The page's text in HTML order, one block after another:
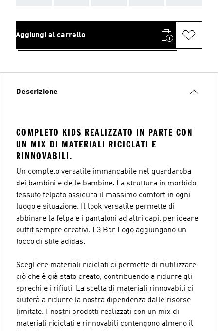
Aggiungi al carrello
Descrizione
COMPLETO KIDS REALIZZATO IN PARTE CON
UN MIX DI MATERIALI RICICLATI E
RINNOVABILI.
Un completo versatile immancabile nel guardaroba
dei bambini e delle bambine. La struttura in morbido
tessuto felpato assicura il massimo comfort in ogni
luogo e situazione. Il look versatile permette di
abbinare la felpa e i pantaloni ad altri capi, per ideare
outfit sempre creativi. I 3 Bar Logo aggiungono un
tocco di stile adidas.
Scegliere materiali riciclati ci permette di riutilizzare
ciò che è già stato creato, contribuendo a ridurre gli
sprechi e i rifiuti. La scelta di materiali rinnovabili ci
aiuterà a ridurre la nostra dipendenza dalle risorse
limitate. I nostri prodotti realizzati con un mix di
materiali riciclati e rinnovabili contengono almeno il